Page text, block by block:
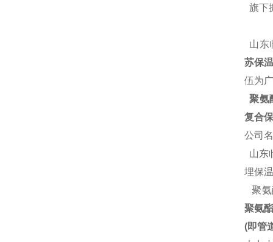
旗下
山东
苏保
伍为
聚氨
复合
公司
山东
埋保
聚氨
聚氨
(即管